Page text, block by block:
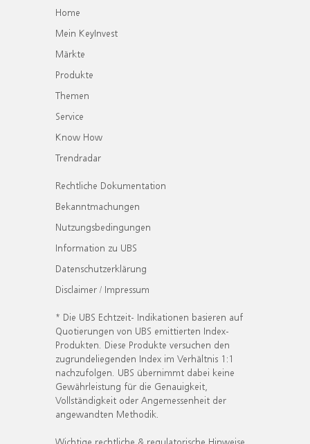
Home
Mein KeyInvest
Märkte
Produkte
Themen
Service
Know How
Trendradar
Rechtliche Dokumentation
Bekanntmachungen
Nutzungsbedingungen
Information zu UBS
Datenschutzerklärung
Disclaimer / Impressum
* Die UBS Echtzeit- Indikationen basieren auf
Quotierungen von UBS emittierten Index-
Produkten. Diese Produkte versuchen den
zugrundeliegenden Index im Verhältnis 1:1
nachzufolgen. UBS übernimmt dabei keine
Gewährleistung für die Genauigkeit,
Vollständigkeit oder Angemessenheit der
angewandten Methodik.